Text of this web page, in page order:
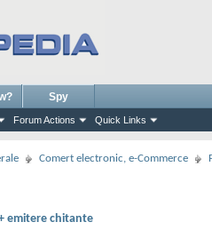
Forum Actions Quick Links
Spy
Comert electronic, e-Commerce
emitere chitante